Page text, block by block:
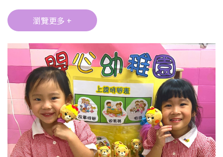
瀏覽更多 +